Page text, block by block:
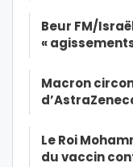
Beur FM/
«
Macron
Le Roi
du vaccin